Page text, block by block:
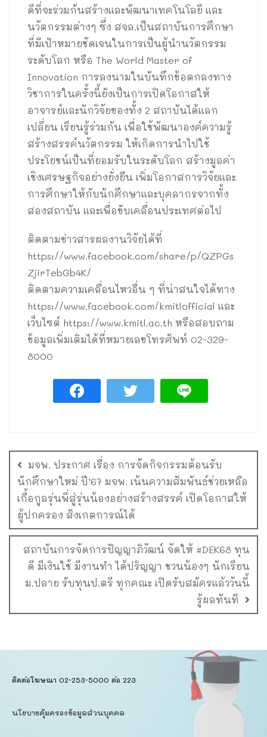
ดีที่จะร่วมกันสร้างและพัฒนาเทคโนโลยี และ
นวัตกรรมต่างๆ ซึ่ง สจล.เป็นสถาบันการศึกษา
ที่มีเป้าหมายชัดเจนในการเป็นผู้นำนวัตกรรม
ระดับโลก หรือ The World Master of
Innovation การลงนามในบันทึกข้อตกลงทาง
วิชาการในครั้งนี้ยังเป็นการเปิดโอกาสให้
อาจารย์และนักวิจัยของทั้ง 2 สถาบันได้แลก
เปลี่ยน เรียนรู้ร่วมกัน เพื่อใช้พัฒนาองค์ความรู้
สร้างสรรค์นวัตกรรม ให้เกิดการนำไปใช้
ประโยชน์เป็นที่ยอมรับในระดับโลก สร้างมูลค่า
เชิงเศรษฐกิจอย่างยั่งยืน เพิ่มโอกาสการวิจัยและ
การศึกษาให้กับนักศึกษาและบุคลากรจากทั้ง
สองสถาบัน และเพื่อขับเคลื่อนประเทศต่อไป
ติดตามข่าวสารผลงานวิจัยได้ที่
https://www.facebook.com/share/p/QZPGs
ZjirTebGb4K/
ติดตามความเคลื่อนไหวอื่น ๆ ที่น่าสนใจได้ทาง
https://www.facebook.com/kmitlofficial และ
เว็บไซต์ https://www.kmitl.ac.th หรือสอบถาม
ข้อมูลเพิ่มเติมได้ที่หมายเลขโทรศัพท์ 02-329-
8000
มจพ. ประกาศ เรื่อง การจัดกิจกรรมต้อนรับ
นักศึกษาใหม่ ปี’67 มจพ. เน้นความสัมพันธ์ช่วยเหลือ
เกื้อกูลรุ่นพี่สู่รุ่นน้องอย่างสร้างสรรค์ เปิดโอกาสให้
ผู้ปกครอง สังเกตการณ์ได้
สถาบันการจัดการปัญญาภิวัฒน์ จัดให้ #DEK68 ทุน
ดี มีเงินใช้ มีงานทำ ได้ปริญญา ชวนน้องๆ นักเรียน
ม.ปลาย รับทุนป.ตรี ทุกคณะ เปิดรับสมัครแล้ววันนี้
รู้ผลทันที
ติดต่อโฆษณา 02-253-5000​ ต่อ 223
นโยบายคุ้มครองข้อมูลส่วนบุคคล​